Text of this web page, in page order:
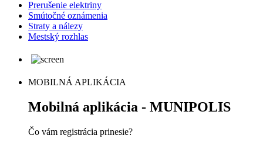
Prerušenie elektriny
Smútočné oznámenia
Straty a nálezy
Mestský rozhlas
MOBILNÁ APLIKÁCIA
Mobilná aplikácia - MUNIPOLIS
Čo vám registrácia prinesie?